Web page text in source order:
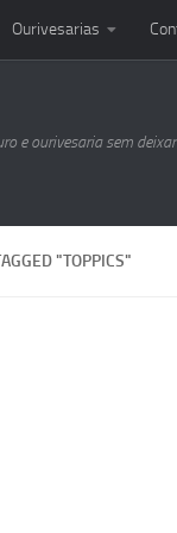
Ourivesarias
e ourivesaria sem
"TOPPICS"